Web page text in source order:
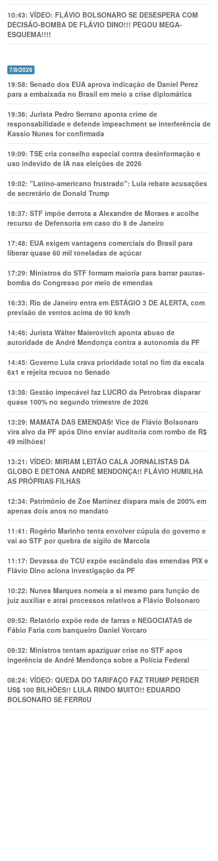
10:43: VÍDEO: FLÁVIO BOLSONARO SE DESESPERA COM
DECISÃO-BOMBA DE FLÁVIO DINO!!! PEGOU MEGA-
ESQUEMA!!!!
7/8/2026
19:58: Senado dos EUA aprova indicação de Daniel Perez
para a embaixada no Brasil em meio a crise diplomática
19:36: Jurista Pedro Serrano aponta crime de
responsabilidade e defende impeachment se interferência de
Kassio Nunes for confirmada
19:09: TSE cria conselho especial contra desinformação e
uso indevido de IA nas eleições de 2026
19:02: "Latino-americano frustrado": Lula rebate acusações
de secretário de Donald Trump
18:37: STF impõe derrota a Alexandre de Moraes e acolhe
recurso de Defensoria em caso do 8 de Janeiro
17:48: EUA exigem vantagens comerciais do Brasil para
liberar quase 60 mil toneladas de açúcar
17:29: Ministros do STF formam maioria para barrar pautas-
bomba do Congresso por meio de emendas
16:33: Rio de Janeiro entra em ESTÁGIO 3 DE ALERTA, com
previsão de ventos acima de 90 km/h
14:46: Jurista Wálter Maierovitch aponta abuso de
autoridade de André Mendonça contra a autonomia da PF
14:45: Governo Lula crava prioridade total no fim da escala
6x1 e rejeita recuos no Senado
13:38: Gestão impecável faz LUCRO da Petrobras disparar
quase 100% no segundo trimestre de 2026
13:29: MAMATA DAS EMENDAS! Vice de Flávio Bolsonaro
vira alvo da PF após Dino enviar auditoria com rombo de R$
49 milhões!
13:21: VÍDEO: MIRIAM LEITÃO CALA JORNALISTAS DA
GLOBO E DETONA ANDRÉ MENDONÇA!! FLÁVIO HUMILHA
AS PRÓPRIAS FILHAS
12:34: Patrimônio de Zoe Martínez dispara mais de 200% em
apenas dois anos no mandato
11:41: Rogério Marinho tenta envolver cúpula do governo e
vai ao STF por quebra de sigilo de Marcola
11:17: Devassa do TCU expõe escândalo das emendas PIX e
Flávio Dino aciona investigação da PF
10:22: Nunes Marques nomeia a si mesmo para função de
juiz auxiliar e atrai processos relativos a Flávio Bolsonaro
09:52: Relatório expõe rede de farras e NEGOCIATAS de
Fábio Faria com banqueiro Daniel Vorcaro
09:32: Ministros tentam apaziguar crise no STF apos
ingerência de André Mendonça sobre a Polícia Federal
08:24: VÍDEO: QUEDA DO TARIFAÇO FAZ TRUMP PERDER
US$ 100 BILHÕES!! LULA RINDO MUITO!! EDUARDO
BOLSONARO SE FERR0U